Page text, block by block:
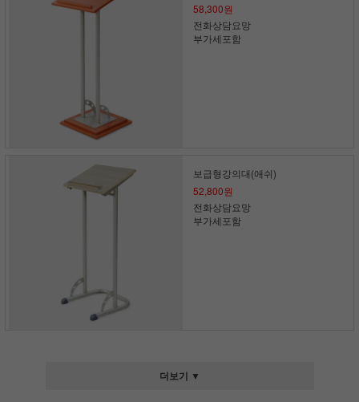
58,300원
전화상담요망
부가세포함
보급형강의대(애쉬)
52,800원
전화상담요망
부가세포함
더보기 ▼